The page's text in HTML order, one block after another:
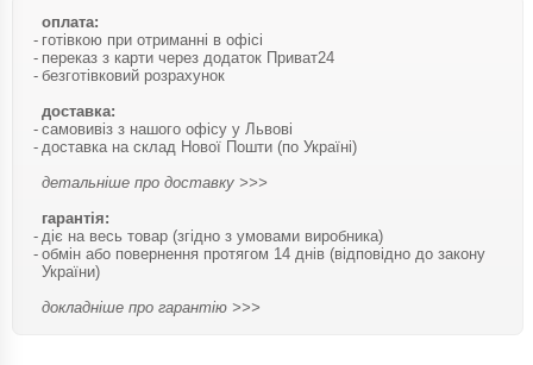
оплата:
готівкою при отриманні в офісі
переказ з карти через додаток Приват24
безготівковий розрахунок
доставка:
самовивіз з нашого офісу у Львові
доставка на склад Нової Пошти (по Україні)
детальніше про доставку >>>
гарантія:
діє на весь товар (згідно з умовами виробника)
обмін або повернення протягом 14 днів (відповідно до закону
України)
докладніше про гарантію >>>